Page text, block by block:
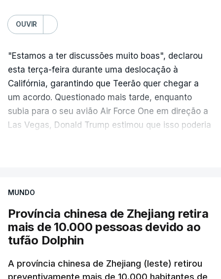
OUVIR
"Estamos a ter discussões muito boas", declarou
esta terça-feira durante uma deslocação à
Califórnia, garantindo que Teerão quer chegar a
um acordo. Questionado mais tarde, enquanto
subia para o seu avião Air Force One em direção a
Las Vegas, Donald Trump estimou que isso poderia
"progressos" nas negociações com o Irão e Omã,
Segundo o meio de comunicação Axios, que cita
"fontes regionais" não identificadas, e
para organizar a passagem no estreito entre o
MUNDO
Província chinesa de Zhejiang retira
mais de 10.000 pessoas devido ao
tufão Dolphin
A província chinesa de Zhejiang (leste) retirou
preventivamente mais de 10.000 habitantes de